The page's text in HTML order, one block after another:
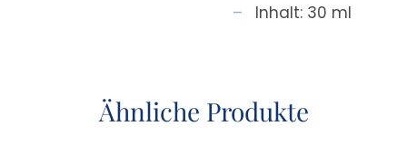
Inhalt: 30 ml
Ähnliche Produkte